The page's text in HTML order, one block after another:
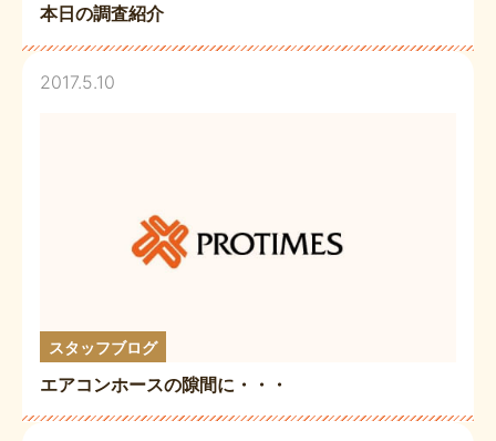
本日の調査紹介
2017.5.10
スタッフブログ
エアコンホースの隙間に・・・